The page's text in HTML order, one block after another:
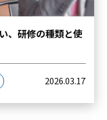
、研修の種類と使
2026.03.17